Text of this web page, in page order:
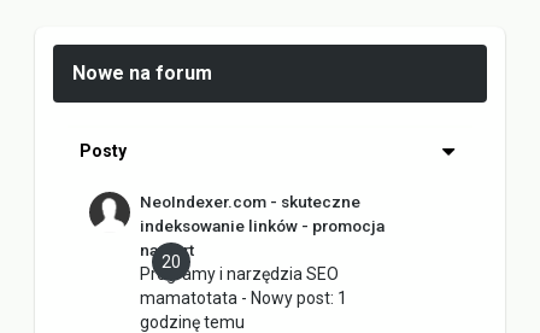
Nowe na forum
Posty
20
NeoIndexer.com - skuteczne
indeksowanie linków - promocja
na start
Programy i narzędzia SEO
mamatotata - Nowy post: 1
godzinę temu